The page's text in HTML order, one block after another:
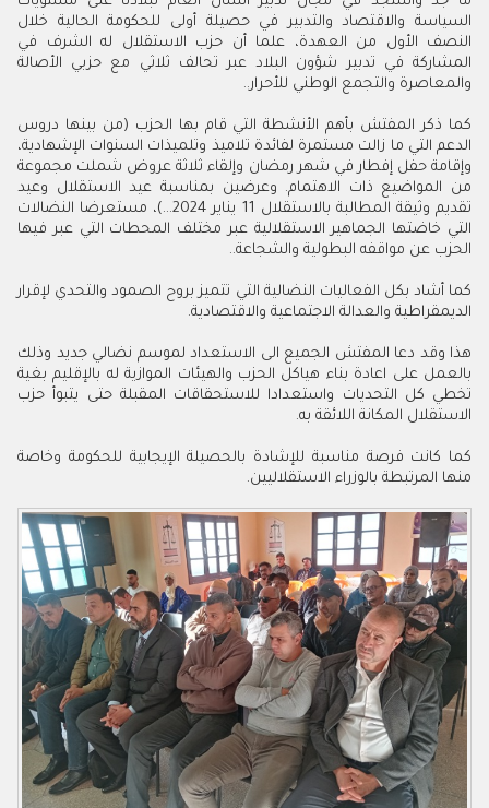
السياسة والاقتصاد والتدبير في حصيلة أولى للحكومة الحالية خلال
النصف الأول من العهدة، علما أن حزب الاستقلال له الشرف في
المشاركة في تدبير شؤون البلاد عبر تحالف ثلاثي مع حزبي الأصالة
والمعاصرة والتجمع الوطني للأحرار..
كما ذكر المفتش بأهم الأنشطة التي قام بها الحزب (من بينها دروس
الدعم التي ما زالت مستمرة لفائدة تلاميذ وتلميذات السنوات الإشهادية،
وإقامة حفل إفطار في شهر رمضان وإلقاء ثلاثة عروض شملت مجموعة
من المواضيع ذات الاهتمام. وعرضين بمناسبة عيد الاستقلال وعيد
تقديم وثيقة المطالبة بالاستقلال 11 يناير 2024...)، مستعرضا النضالات
التي خاضتها الجماهير الاستقلالية عبر مختلف المحطات التي عبر فيها
الحزب عن مواقفه البطولية والشجاعة..
كما أشاد بكل الفعاليات النضالية التي تتميز بروح الصمود والتحدي لإقرار
الديمقراطية والعدالة الاجتماعية والاقتصادية.
هذا وقد دعا المفتش الجميع الى الاستعداد لموسم نضالي جديد وذلك
بالعمل على اعادة بناء هياكل الحزب والهيئات الموازية له بالإقليم بغية
تخطي كل التحديات واستعدادا للاستحقاقات المقبلة حتى يتبوأ حزب
الاستقلال المكانة اللائقة به.
كما كانت فرصة مناسبة للإشادة بالحصيلة الإيجابية للحكومة وخاصة
منها المرتبطة بالوزراء الاستقلاليين.